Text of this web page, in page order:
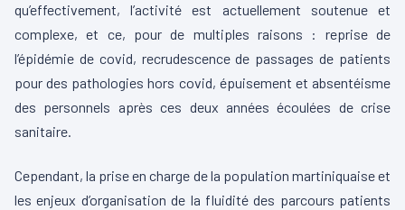
qu’effectivement, l’activité est actuellement soutenue et
complexe, et ce, pour de multiples raisons : reprise de
l’épidémie de covid, recrudescence de passages de patients
pour des pathologies hors covid, épuisement et absentéisme
des personnels après ces deux années écoulées de crise
sanitaire.
Cependant, la prise en charge de la population martiniquaise et
les enjeux d’organisation de la fluidité des parcours patients